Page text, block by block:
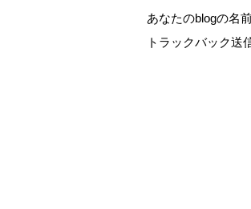
あなたのblogの名
トラックバック送